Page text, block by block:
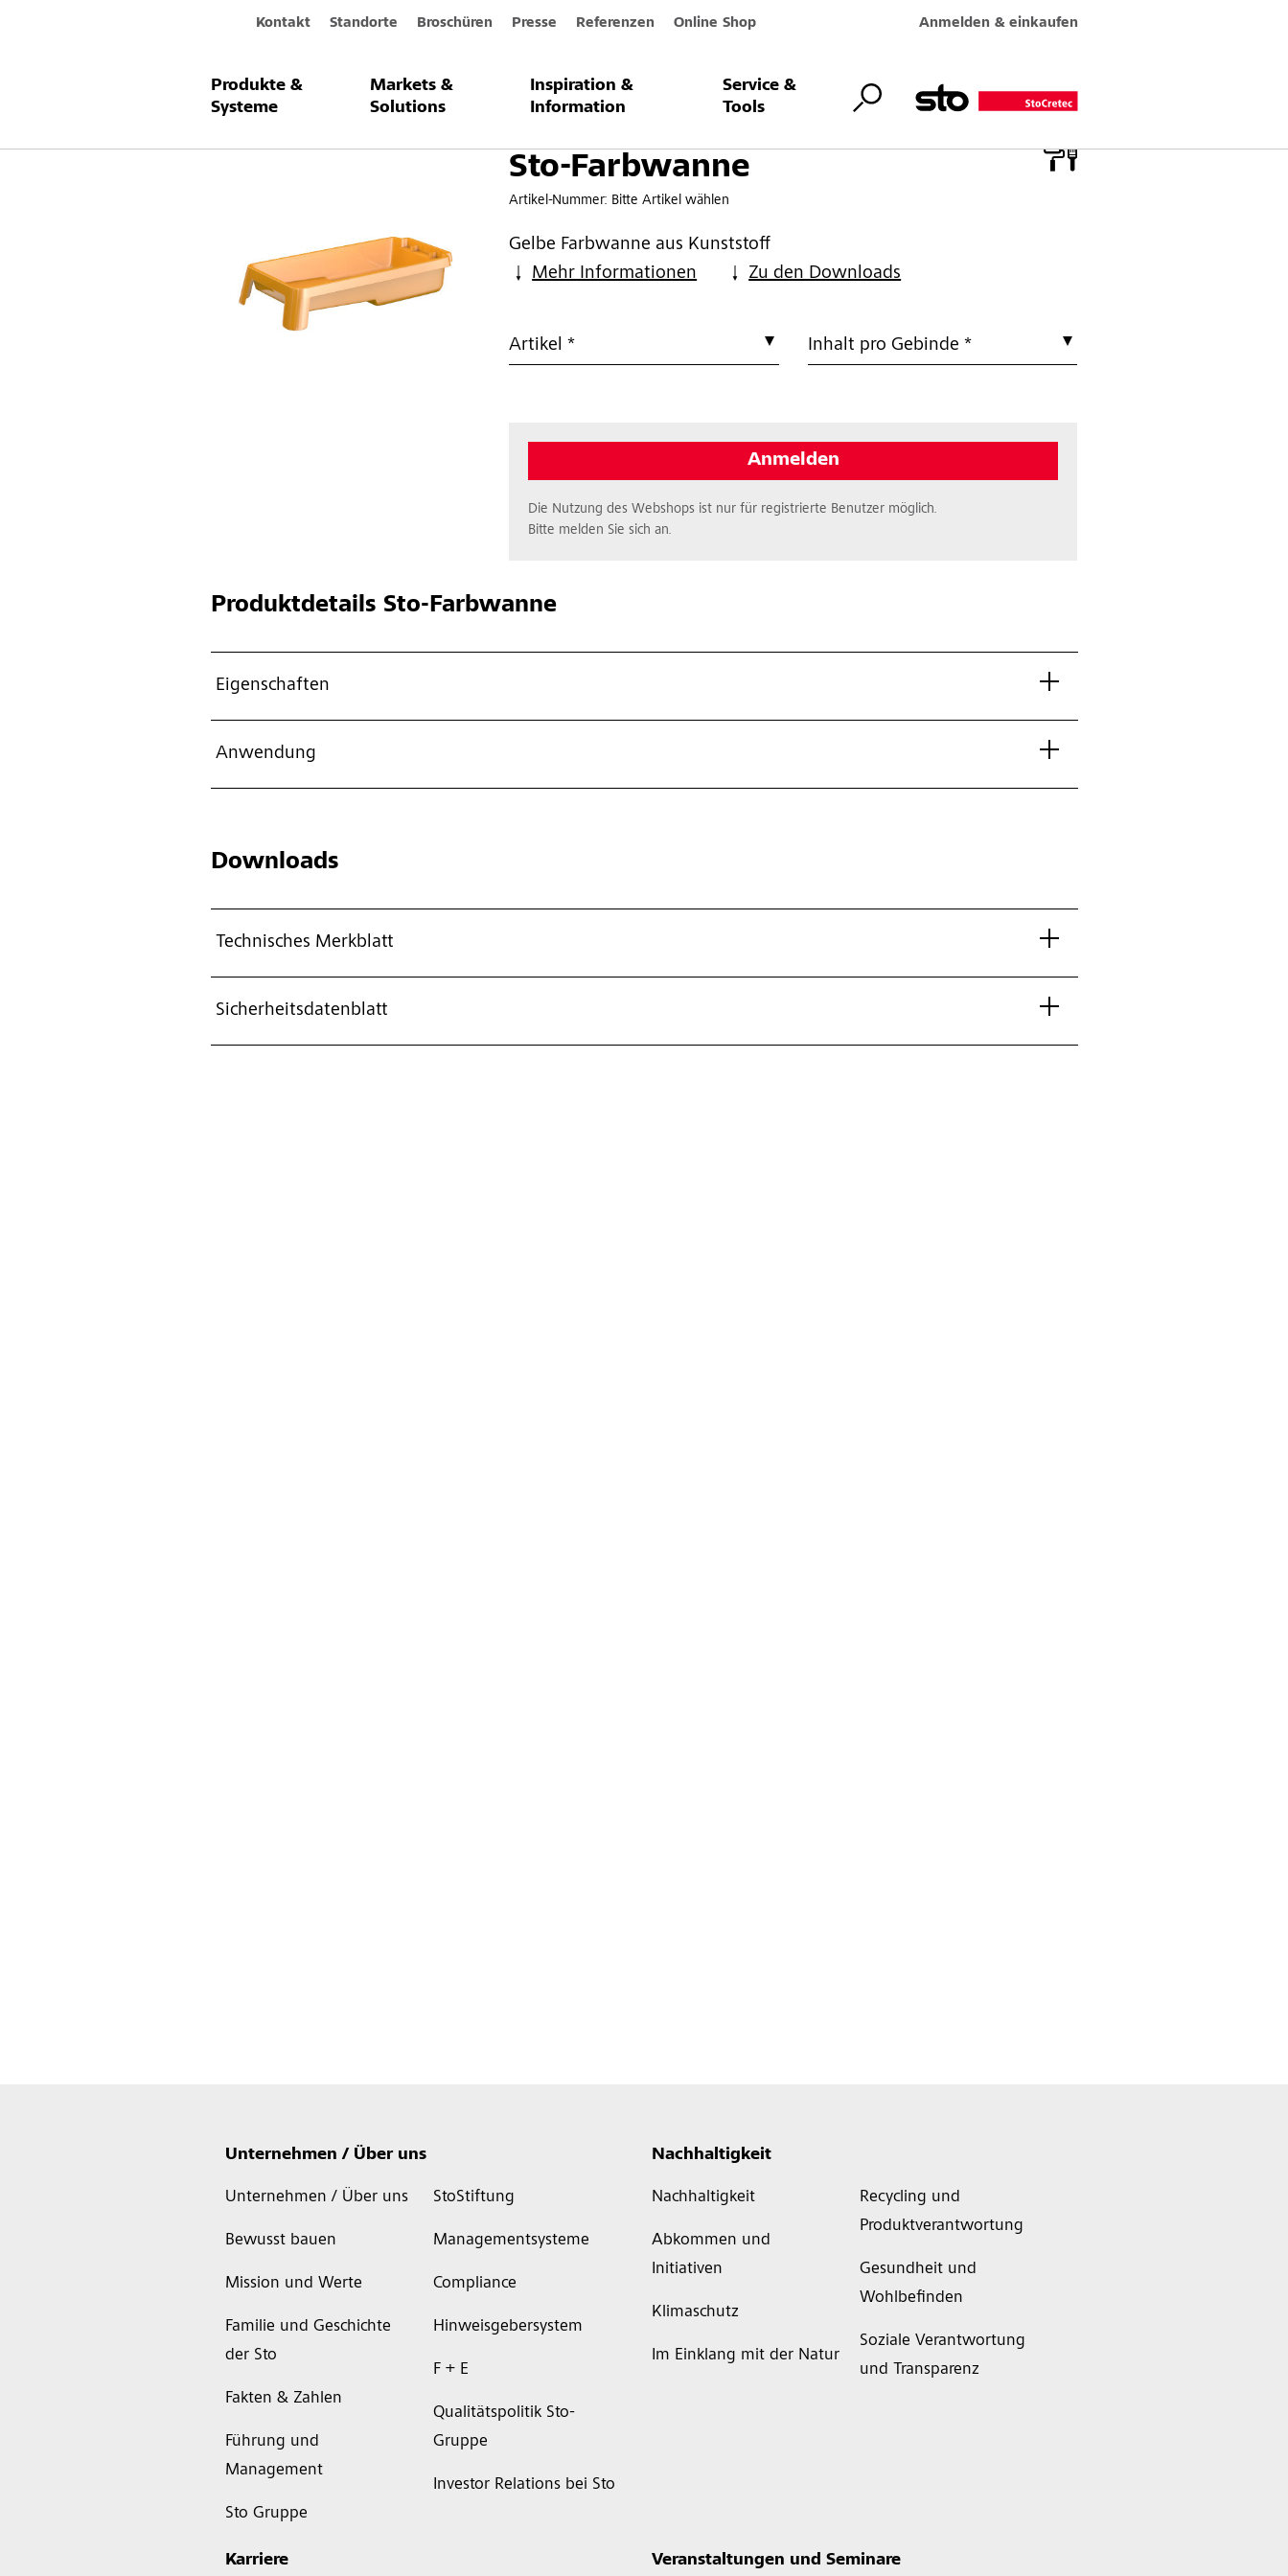
Kontakt Standorte Broschüren Presse Referenzen Online Shop Anmelden & einkaufen
Produkte &
Systeme
Markets &
Solutions
Inspiration &
Information
Service &
Tools
Produkte & Systeme Sto-Farbwanne
Sto-Farbwanne
Artikel-Nummer: Bitte Artikel wählen
Gelbe Farbwanne aus Kunststoff
Mehr Informationen
Zu den Downloads
Artikel * Inhalt pro Gebinde *
Anmelden
Die Nutzung des Webshops ist nur für registrierte Benutzer möglich.
Bitte melden Sie sich an.
ProduktdetailsSto-Farbwanne
Eigenschaften
Anwendung
Downloads
Technisches Merkblatt
Sicherheitsdatenblatt
Unternehmen / Über uns
Unternehmen / Über uns
Bewusst bauen
Mission und Werte
Familie und Geschichte
der Sto
Fakten & Zahlen
Führung und
Management
Sto Gruppe
StoStiftung
Managementsysteme
Compliance
Hinweisgebersystem
F + E
Qualitätspolitik Sto-
Gruppe
Investor Relations bei Sto
Nachhaltigkeit
Nachhaltigkeit
Abkommen und
Initiativen
Klimaschutz
Im Einklang mit der Natur
Recycling und
Produktverantwortung
Gesundheit und
Wohlbefinden
Soziale Verantwortung
und Transparenz
Karriere Veranstaltungen und Seminare